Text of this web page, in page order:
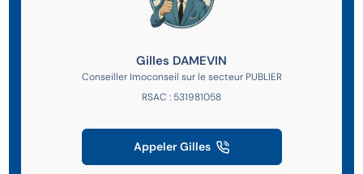
Gilles DAMEVIN
Conseiller Imoconseil sur le secteur PUBLIER
RSAC : 531981058
Appeler Gilles